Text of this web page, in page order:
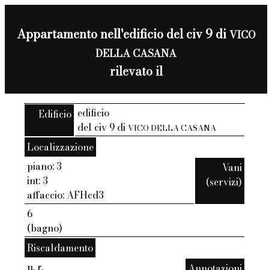
Appartamento nell'edificio del civ 9 diVICO
DELLA CASANA
rilevato il
Edificio edificio
del civ 9 di VICO DELLA CASANA
Localizzazione
piano: 3
int: 3
affaccio: AFHcd3
Vani
(servizi)
6
(bagno)
Riscaldamento
n. r.